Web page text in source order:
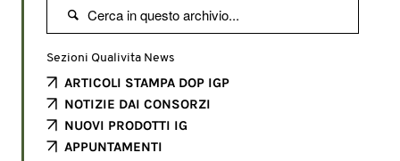

Sezioni Qualivita News
ARTICOLI STAMPA DOP IGP
NOTIZIE DAI CONSORZI
NUOVI PRODOTTI IG
APPUNTAMENTI